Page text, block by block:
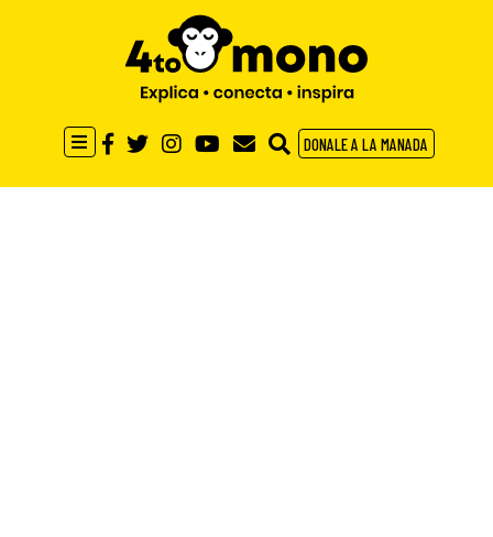
DONALE A LA MANADA